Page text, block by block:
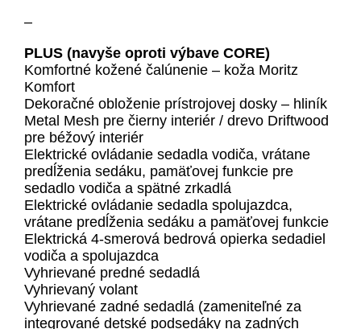
–
PLUS (navyše oproti výbave CORE)
Komfortné kožené čalúnenie – koža Moritz
Komfort
Dekoračné obloženie prístrojovej dosky – hliník
Metal Mesh pre čierny interiér / drevo Driftwood
pre béžový interiér
Elektrické ovládanie sedadla vodiča, vrátane
predĺženia sedáku, pamäťovej funkcie pre
sedadlo vodiča a spätné zrkadlá
Elektrické ovládanie sedadla spolujazdca,
vrátane predĺženia sedáku a pamäťovej funkcie
Elektrická 4-smerová bedrová opierka sedadiel
vodiča a spolujazdca
Vyhrievané predné sedadlá
Vyhrievaný volant
Vyhrievané zadné sedadlá (zameniteľné za
integrované detské podsedáky na zadných